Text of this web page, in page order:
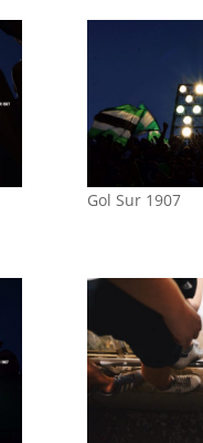
Gol Sur 1907